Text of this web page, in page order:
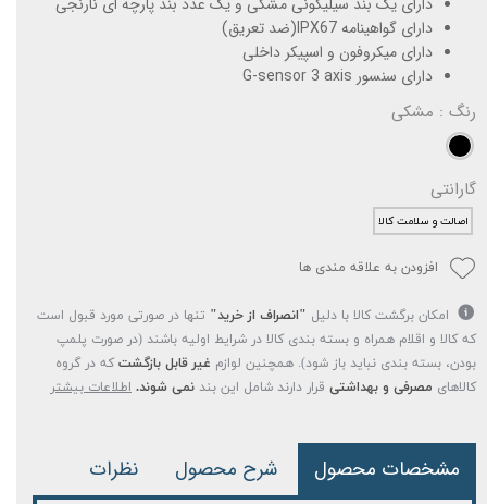
دارای گواهینامه IPX67(ضد تعریق)
دارای میکروفون و اسپیکر داخلی
دارای سنسور G-sensor 3 axis
رنگ : مشکی
گارانتی
اصالت و سلامت کالا
افزودن به علاقه مندی ها
امکان برگشت کالا با دلیل "انصراف از خرید" تنها در صورتی مورد قبول است
که کالا و اقلام همراه و بسته بندی کالا در شرایط اولیه باشند (در صورت پلمپ
بودن، بسته بندی نباید باز شود). همچنین لوازم غیر قابل بازگشت که در گروه
کالاهای مصرفی و بهداشتی قرار دارند شامل این بند نمی شوند. اطلاعات بیشتر
مشخصات محصول شرح محصول نظرات